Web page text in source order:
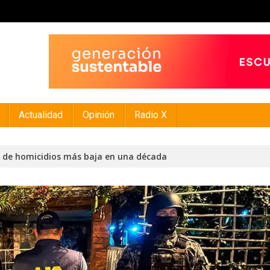
Actualidad Opinión Radio X
homicidios más baja en una década